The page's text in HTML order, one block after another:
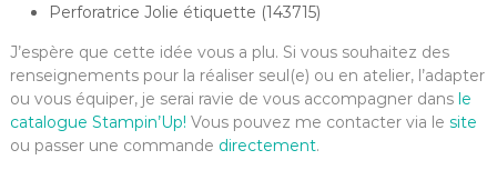
Perforatrice Jolie étiquette (143715)
J’espère que cette idée vous a plu. Si vous souhaitez des
renseignements pour la réaliser seul(e) ou en atelier, l’adapter
ou vous équiper, je serai ravie de vous accompagner dans le
catalogue Stampin’Up! Vous pouvez me contacter via le site
ou passer une commande directement.